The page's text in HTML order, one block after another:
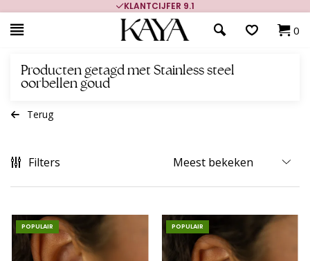
KLANTCIJFER 9.1
0
Producten getagd met Stainless steel
oorbellen goud
Terug
Filters
POPULAIR POPULAIR